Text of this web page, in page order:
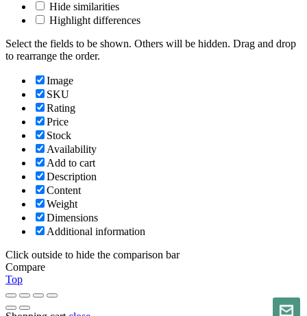
Hide similarities
Highlight differences
Select the fields to be shown. Others will be hidden. Drag and drop
to rearrange the order.
Image
SKU
Rating
Price
Stock
Availability
Add to cart
Description
Content
Weight
Dimensions
Additional information
Click outside to hide the comparison bar
Compare
Top